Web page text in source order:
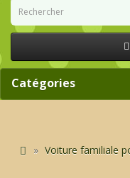
Catégories
Voiture familiale